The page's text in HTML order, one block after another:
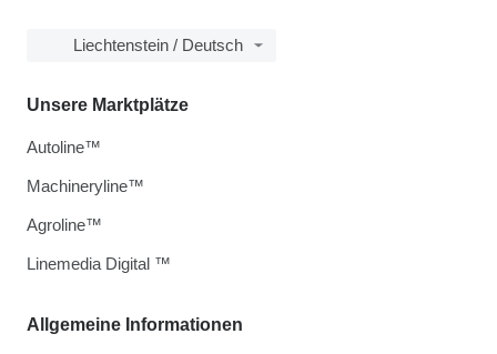
Liechtenstein / Deutsch
Allgemeine Informationen
Unsere Marktplätze
Autoline™
Machineryline™
Agroline™
Linemedia Digital ™